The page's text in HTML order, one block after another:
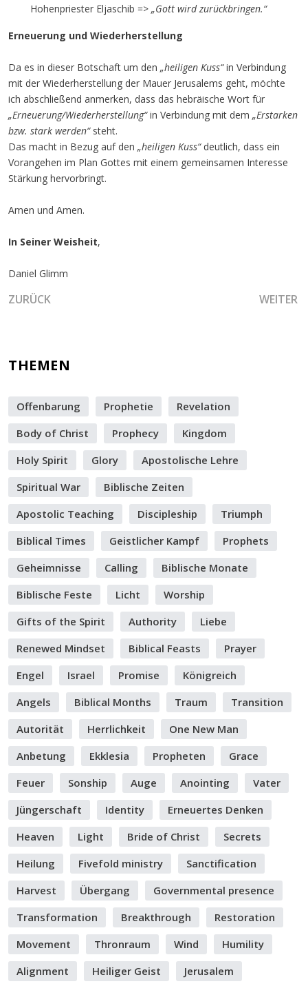
Hohenpriester Eljaschib => „Gott wird zurückbringen.“
Erneuerung und Wiederherstellung
Da es in dieser Botschaft um den „heiligen Kuss“in Verbindung
mit der Wiederherstellung der Mauer Jerusalems geht, möchte
ich abschließend anmerken, dass das hebräische Wort für
„Erneuerung/Wiederherstellung“in Verbindung mit dem „Erstarken
bzw. stark werden“steht.
Das macht in Bezug auf den „heiligen Kuss“deutlich, dass ein
Vorangehen im Plan Gottes mit einem gemeinsamen Interesse
Stärkung hervorbringt.
Amen und Amen.
In Seiner Weisheit,
Daniel Glimm
VORHERIGER BEITRAG: DAS WASSERTOR UND DER
ZURÜCK WEITER
THEMEN
Offenbarung Prophetie
Revelation
Body of Christ
Prophecy
Kingdom
Holy Spirit
Glory
Apostolische Lehre
Spiritual War
Biblische Zeiten
Apostolic Teaching
Discipleship
Triumph
Biblical Times
Geistlicher Kampf
Prophets
Geheimnisse
Calling
Biblische Monate
Biblische Feste
Licht
Worship
Gifts of the Spirit
Authority
Liebe
Renewed Mindset
Biblical Feasts
Prayer
Engel
Israel Promise
Königreich
Angels
Biblical Months Traum
Transition
Autorität
Herrlichkeit
One New Man
Anbetung
Ekklesia Propheten
Grace
Feuer
Sonship Auge Anointing
Vater
Jüngerschaft
Identity
Erneuertes Denken
Heaven
Light Bride of Christ
Secrets
Heilung
Fivefold ministry
Sanctification
Harvest
Übergang
Governmental presence
Transformation
Breakthrough
Restoration
Movement
Thronraum Wind
Humility
Alignment
Heiliger Geist Jerusalem